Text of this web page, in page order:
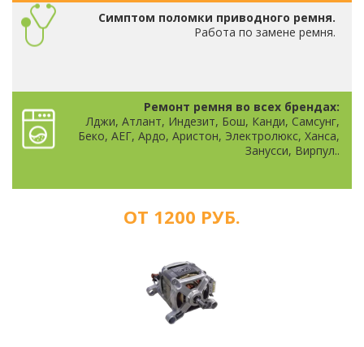
Симптом поломки приводного ремня.
Работа по замене ремня.
Ремонт ремня во всех брендах:
Лджи, Атлант, Индезит, Бош, Канди, Самсунг,
Беко, АЕГ, Ардо, Аристон, Электролюкс, Ханса,
Занусси, Вирпул..
ОТ 1200 РУБ.